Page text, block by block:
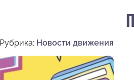
Рубрика: Новости движения